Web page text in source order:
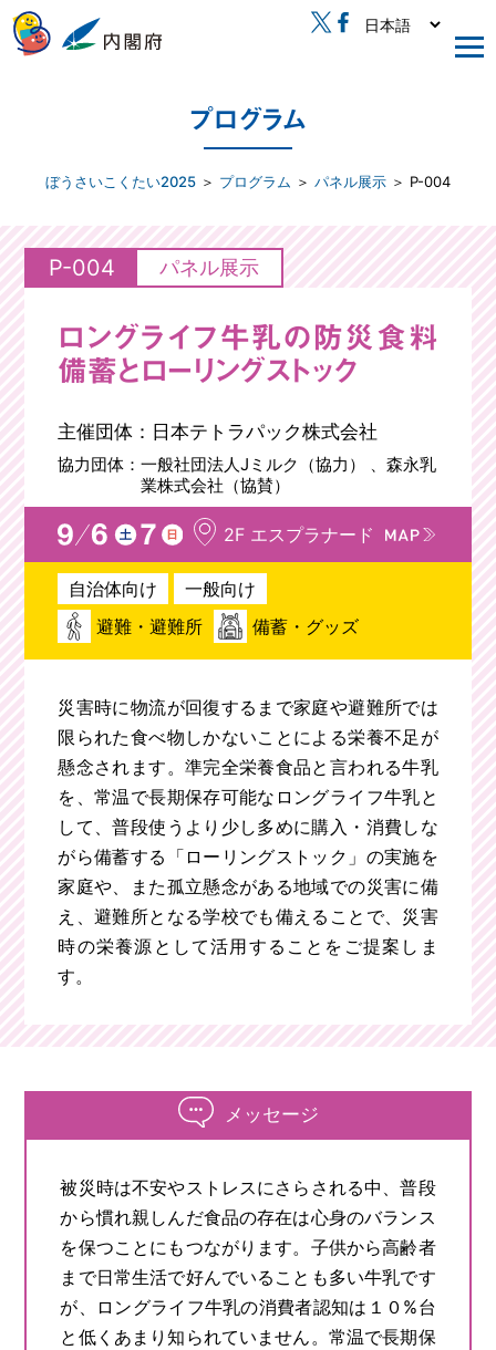
プログラム
ぼうさいこくたい2025 ＞ プログラム ＞ パネル展示 ＞ P-004
P-004 パネル展示
ロングライフ牛乳の防災食料
備蓄とローリングストック
主催団体： 日本テトラパック株式会社
協力団体：一般社団法人Jミルク（協力） 、森永乳
業株式会社（協賛）
2F エスプラナード
自治体向け
一般向け
避難・避難所
備蓄・グッズ
災害時に物流が回復するまで家庭や避難所では
限られた食べ物しかないことによる栄養不足が
懸念されます。準完全栄養食品と言われる牛乳
を、常温で長期保存可能なロングライフ牛乳と
して、普段使うより少し多めに購入・消費しな
がら備蓄する「ローリングストック」の実施を
家庭や、また孤立懸念がある地域での災害に備
え、避難所となる学校でも備えることで、災害
時の栄養源として活用することをご提案しま
す。
メッセージ
被災時は不安やストレスにさらされる中、普段
から慣れ親しんだ食品の存在は心身のバランス
を保つことにもつながります。子供から高齢者
まで日常生活で好んでいることも多い牛乳です
が、ロングライフ牛乳の消費者認知は１０%台
と低くあまり知られていません。常温で長期保